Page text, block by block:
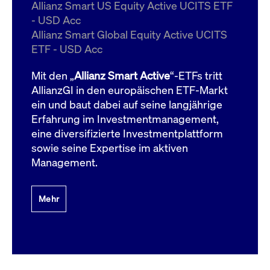
Allianz Smart US Equity Active UCITS ETF
- USD Acc
Allianz Smart Global Equity Active UCITS
ETF - USD Acc
Mit den „Allianz Smart Active“-ETFs tritt
AllianzGI in den europäischen ETF-Markt
ein und baut dabei auf seine langjährige
Erfahrung im Investmentmanagement,
eine diversifizierte Investmentplattform
sowie seine Expertise im aktiven
Management.
Mehr
ApplicationGatewayAffinityCORS
boerse.com
Domain
bis